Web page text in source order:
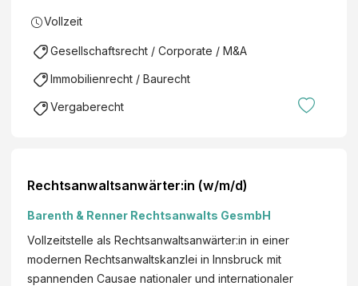
Vollzeit
Gesellschaftsrecht / Corporate / M&A
Immobilienrecht / Baurecht
Vergaberecht
Rechtsanwaltsanwärter:in (w/m/d)
Barenth & Renner Rechtsanwalts GesmbH
Vollzeitstelle als Rechtsanwaltsanwärter:in in einer
modernen Rechtsanwaltskanzlei in Innsbruck mit
spannenden Causae nationaler und internationaler